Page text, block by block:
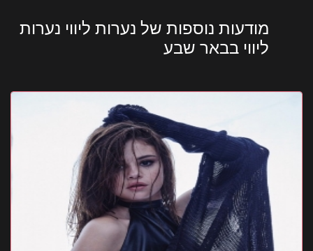
מודעות נוספות של נערות ליווי נערות
ליווי בבאר שבע